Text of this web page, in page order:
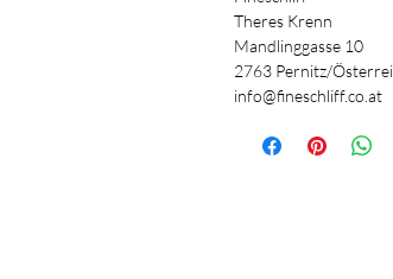
Theres Krenn
Mandlinggasse 10
2763 Pernitz/
info@fineschliff.co.at